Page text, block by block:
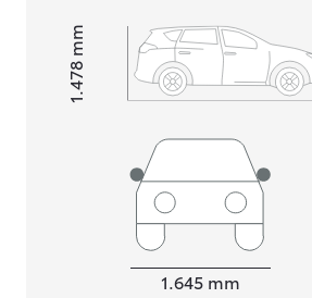
Height1.478
mm
1.645 mm